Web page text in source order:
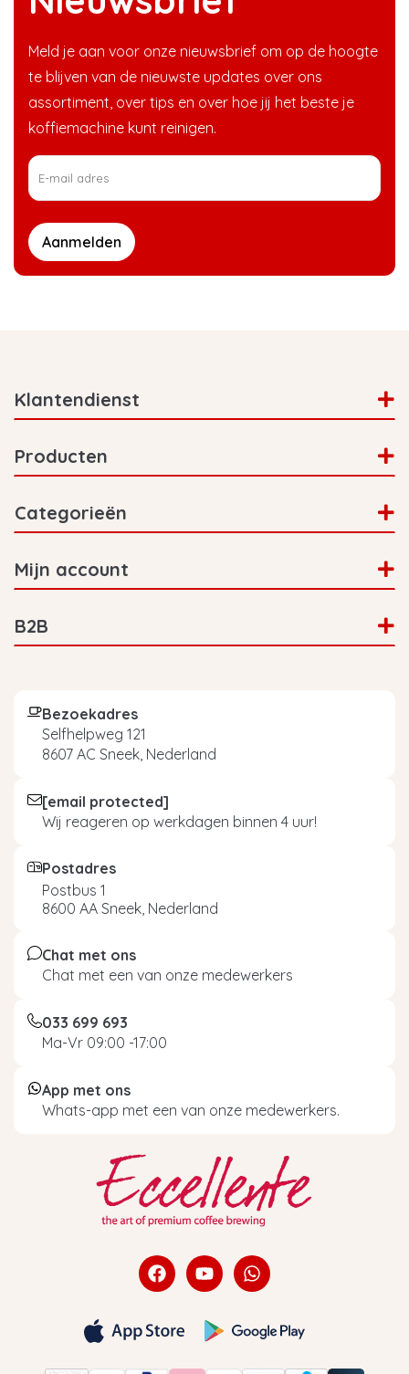
Meld je aan voor onze nieuwsbrief om op de hoogte
te blijven van de nieuwste updates over ons
assortiment, over tips en over hoe jij het beste je
koffiemachine kunt reinigen.
Aanmelden
Klantendienst
Producten
Categorieën
Mijn account
B2B
Bezoekadres
Selfhelpweg 121
8607 AC Sneek, Nederland
[email protected]
Wij reageren op werkdagen binnen 4 uur!
Postadres
Postbus 1
8600 AA Sneek, Nederland
Chat met ons
Chat met een van onze medewerkers
033 699 693
Ma-Vr 09:00 -17:00
App met ons
Whats-app met een van onze medewerkers.